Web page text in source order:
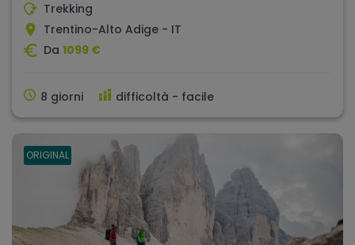
Trekking
Trentino-Alto Adige - IT
Da 1099 €
8 giorni difficoltà - facile
ORIGINAL